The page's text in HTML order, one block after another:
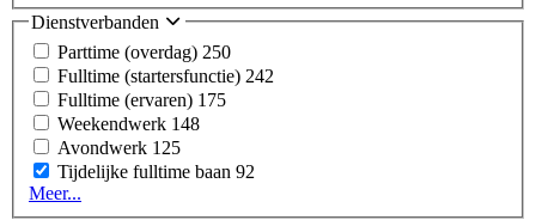
Dienstverbanden
Parttime (overdag) 250
Fulltime (startersfunctie) 242
Fulltime (ervaren) 175
Weekendwerk 148
Avondwerk 125
Tijdelijke fulltime baan 92
Meer...